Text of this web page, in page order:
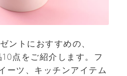
ントにおすすめの、
点をご紹介します。フ
ーツ、キッチンアイテム